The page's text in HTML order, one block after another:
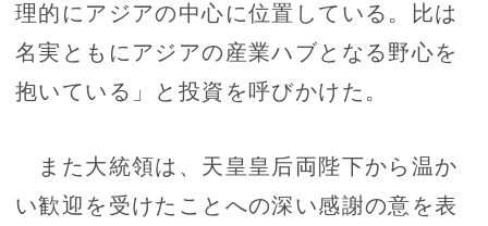
理的にアジアの中心に位置している。比は
名実ともにアジアの産業ハブとなる野心を
抱いている」と投資を呼びかけた。
また大統領は、天皇皇后両陛下から温か
い歓迎を受けたことへの深い感謝の意を表